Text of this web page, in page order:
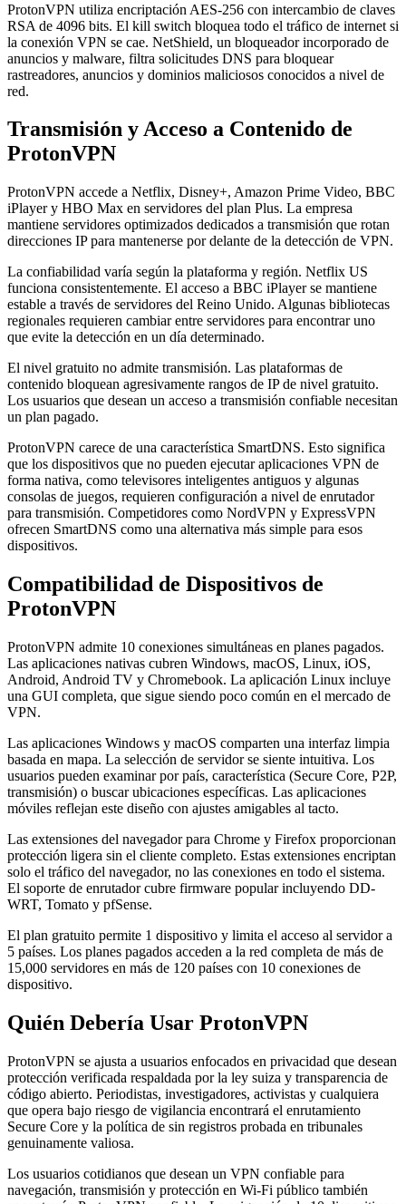
ProtonVPN utiliza encriptación AES-256 con intercambio de claves
RSA de 4096 bits. El kill switch bloquea todo el tráfico de internet si
la conexión VPN se cae. NetShield, un bloqueador incorporado de
anuncios y malware, filtra solicitudes DNS para bloquear
rastreadores, anuncios y dominios maliciosos conocidos a nivel de
red.
Transmisión y Acceso a Contenido de
ProtonVPN
ProtonVPN accede a Netflix, Disney+, Amazon Prime Video, BBC
iPlayer y HBO Max en servidores del plan Plus. La empresa
mantiene servidores optimizados dedicados a transmisión que rotan
direcciones IP para mantenerse por delante de la detección de VPN.
La confiabilidad varía según la plataforma y región. Netflix US
funciona consistentemente. El acceso a BBC iPlayer se mantiene
estable a través de servidores del Reino Unido. Algunas bibliotecas
regionales requieren cambiar entre servidores para encontrar uno
que evite la detección en un día determinado.
El nivel gratuito no admite transmisión. Las plataformas de
contenido bloquean agresivamente rangos de IP de nivel gratuito.
Los usuarios que desean un acceso a transmisión confiable necesitan
un plan pagado.
ProtonVPN carece de una característica SmartDNS. Esto significa
que los dispositivos que no pueden ejecutar aplicaciones VPN de
forma nativa, como televisores inteligentes antiguos y algunas
consolas de juegos, requieren configuración a nivel de enrutador
para transmisión. Competidores como NordVPN y ExpressVPN
ofrecen SmartDNS como una alternativa más simple para esos
dispositivos.
Compatibilidad de Dispositivos de
ProtonVPN
ProtonVPN admite 10 conexiones simultáneas en planes pagados.
Las aplicaciones nativas cubren Windows, macOS, Linux, iOS,
Android, Android TV y Chromebook. La aplicación Linux incluye
una GUI completa, que sigue siendo poco común en el mercado de
VPN.
Las aplicaciones Windows y macOS comparten una interfaz limpia
basada en mapa. La selección de servidor se siente intuitiva. Los
usuarios pueden examinar por país, característica (Secure Core, P2P,
transmisión) o buscar ubicaciones específicas. Las aplicaciones
móviles reflejan este diseño con ajustes amigables al tacto.
Las extensiones del navegador para Chrome y Firefox proporcionan
protección ligera sin el cliente completo. Estas extensiones encriptan
solo el tráfico del navegador, no las conexiones en todo el sistema.
El soporte de enrutador cubre firmware popular incluyendo DD-
WRT, Tomato y pfSense.
El plan gratuito permite 1 dispositivo y limita el acceso al servidor a
5 países. Los planes pagados acceden a la red completa de más de
15,000 servidores en más de 120 países con 10 conexiones de
dispositivo.
Quién Debería Usar ProtonVPN
ProtonVPN se ajusta a usuarios enfocados en privacidad que desean
protección verificada respaldada por la ley suiza y transparencia de
código abierto. Periodistas, investigadores, activistas y cualquiera
que opera bajo riesgo de vigilancia encontrará el enrutamiento
Secure Core y la política de sin registros probada en tribunales
genuinamente valiosa.
Los usuarios cotidianos que desean un VPN confiable para
navegación, transmisión y protección en Wi-Fi público también